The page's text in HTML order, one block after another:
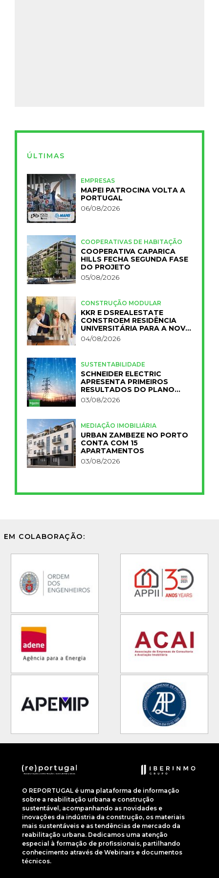
ÚLTIMAS
EMPRESAS
MAPEI PATROCINA VOLTA A
PORTUGAL
06/08/2026
COOPERATIVAS DE HABITAÇÃO
COOPERATIVA CAPARICA
HILLS FECHA SEGUNDA FASE
DO PROJETO
05/08/2026
CONSTRUÇÃO MODULAR
KKR E DSREALESTATE
CONSTROEM RESIDÊNCIA
UNIVERSITÁRIA PARA A NOVA
FCT
04/08/2026
SUSTENTABILIDADE
SCHNEIDER ELECTRIC
APRESENTA PRIMEIROS
RESULTADOS DO PLANO
IMPACT 2030
03/08/2026
MEDIAÇÃO IMOBILIÁRIA
URBAN ZAMBEZE NO PORTO
CONTA COM 15
APARTAMENTOS
03/08/2026
EM COLABORAÇÃO:
O REPORTUGAL é uma plataforma de informação
sobre a reabilitação urbana e construção
sustentável, acompanhando as novidades e
inovações da indústria da construção, os materiais
mais sustentáveis e as tendências de mercado da
reabilitação urbana. Dedicamos uma atenção
especial à formação de profissionais, partilhando
conhecimento através de Webinars e documentos
técnicos.